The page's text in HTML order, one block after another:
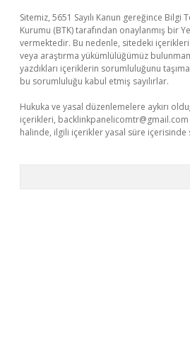
Sitemiz, 5651 Sayılı Kanun gereğince Bilgi
Kurumu (BTK) tarafından onaylanmış bir
vermektedir. Bu nedenle, sitedeki
veya araştırma yükümlülüğümüz
yazdıkları içeriklerin sorumluluğunu
bu sorumluluğu kabul etmiş sayılırlar.
Hukuka ve yasal düzenlemelere aykırı
içerikleri, backlinkpanelicomtr@gmail.com
halinde, ilgili içerikler yasal süre içerisinde